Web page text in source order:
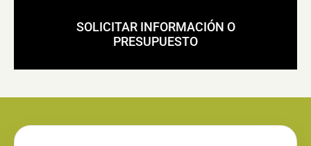
SOLICITAR INFORMACIÓN O
PRESUPUESTO